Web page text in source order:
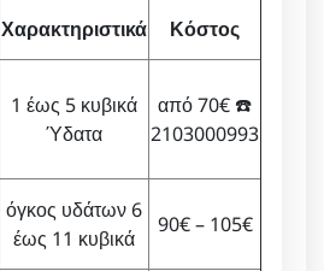
Χαρακτηριστικά
Κόστος
1 έως 5 κυβικά
Ύδατα
από 70€ ☎️
2103000993
όγκος υδάτων 6
έως 11 κυβικά
90€ – 105€